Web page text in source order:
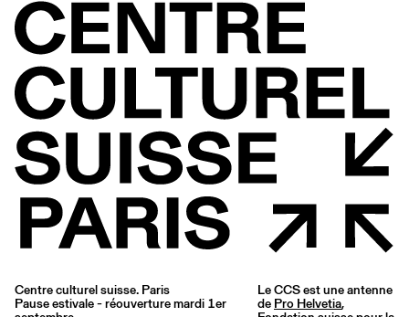
Centre culturel suisse. Paris
Pause estivale - réouverture mardi 1er
Le CCS est une antenne
de Pro Helvetia,